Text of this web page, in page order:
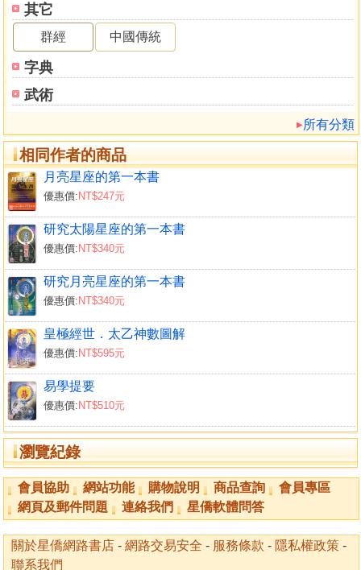
其它
群經 中國傳統
字典
武術
所有分類
相同作者的商品
月亮星座的第一本書
優惠價: NT$247元
研究太陽星座的第一本書
優惠價: NT$340元
研究月亮星座的第一本書
優惠價: NT$340元
皇極經世．太乙神數圖解
優惠價: NT$595元
易學提要
優惠價: NT$510元
瀏覽紀錄
林志穎和林心如
蘇有朋、趙薇
由王菲婚變談起
王菲和謝霆鋒
王菲與張惠妹
張惠妹與張雨生
鄧麗君的命理病理與感情
苦情花－－論于楓自殺
由九七激盪談情緒管－－白曉燕事件
白冰冰星盤分析
情緒管理徐璐事件
張菲的愛情
陳靖怡之逝
陳靖怡與李正克
陳靖怡的人相分析 鶴隱山人
我與陳靖怡
黃義交的愛恨情仇
「神鵰俠侶」楊過與小龍女
用星座看楊過的性格與命運
用星座看小龍女的性格與命運
《雪山飛狐》飛孤外傳中的愛情故事
柯林頓桃花事件
黛安娜的姻緣路
談麥可．麗莎的婚姻
「室女－－雙魚」話題許純美
西洋星座看蕭薔、許純美
第十四章 風水是「救貧」之學
會員協助 網站功能 購物說明 商品查詢
會員專區
網頁及郵件問題
連絡我們 星僑軟體問答
關於星僑網路書店 - 網路交易安全 - 服務條款 - 隱私權政策 -
聯系我們